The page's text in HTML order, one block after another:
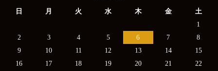
日 月 火 水 木 金
土
1
2
3 4 5 6 7
8
9
10 11 12 13 14
15
16
17 18 19 20 21 22